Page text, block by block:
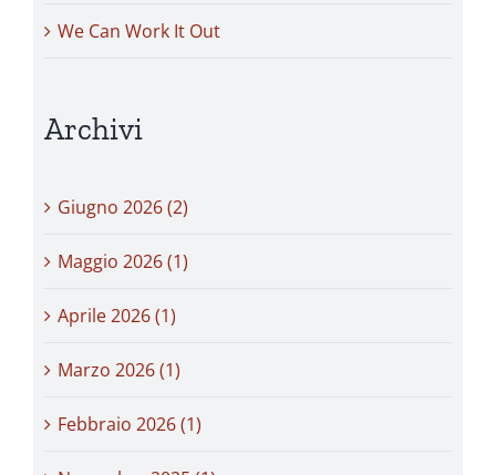
We Can Work It Out
Archivi
Giugno 2026 (2)
Maggio 2026 (1)
Aprile 2026 (1)
Marzo 2026 (1)
Febbraio 2026 (1)